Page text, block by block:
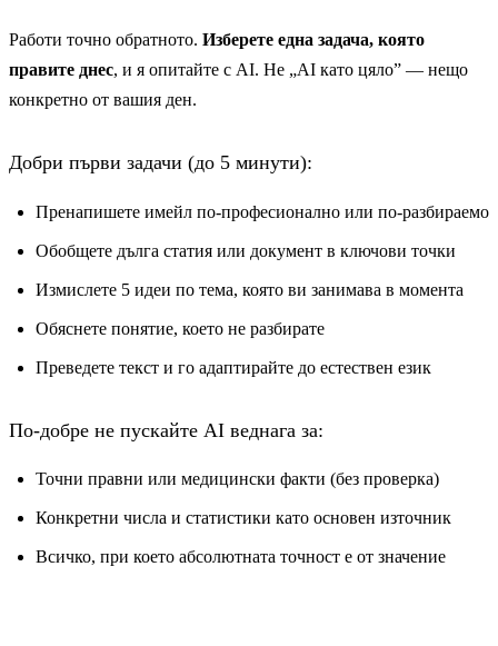
Работи точно обратното. Изберете една задача, която
правите днес, и я опитайте с AI. Не „AI като цяло” — нещо
конкретно от вашия ден.
Добри първи задачи (до 5 минути):
Пренапишете имейл по-професионално или по-разбираемо
Обобщете дълга статия или документ в ключови точки
Измислете 5 идеи по тема, която ви занимава в момента
Обяснете понятие, което не разбирате
Преведете текст и го адаптирайте до естествен език
По-добре не пускайте AI веднага за:
Точни правни или медицински факти (без проверка)
Конкретни числа и статистики като основен източник
Всичко, при което абсолютната точност е от значение